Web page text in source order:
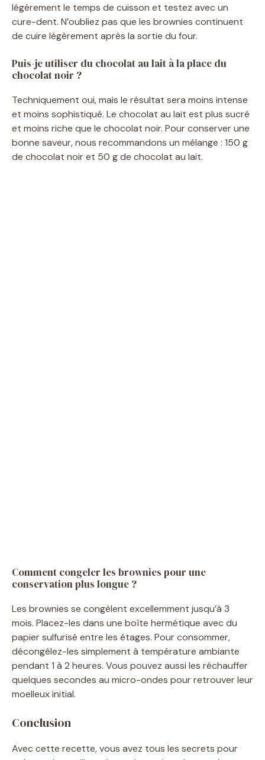
légèrement le temps de cuisson et testez avec un
cure-dent. N’oubliez pas que les brownies continuent
de cuire légèrement après la sortie du four.
Puis-je utiliser du chocolat au lait à la place du
chocolat noir ?
Techniquement oui, mais le résultat sera moins intense
et moins sophistiqué. Le chocolat au lait est plus sucré
et moins riche que le chocolat noir. Pour conserver une
bonne saveur, nous recommandons un mélange : 150 g
de chocolat noir et 50 g de chocolat au lait.
Comment congeler les brownies pour une
conservation plus longue ?
Les brownies se congèlent excellemment jusqu’à 3
mois. Placez-les dans une boîte hermétique avec du
papier sulfurisé entre les étages. Pour consommer,
décongélez-les simplement à température ambiante
pendant 1 à 2 heures. Vous pouvez aussi les réchauffer
quelques secondes au micro-ondes pour retrouver leur
moelleux initial.
Conclusion
Avec cette recette, vous avez tous les secrets pour